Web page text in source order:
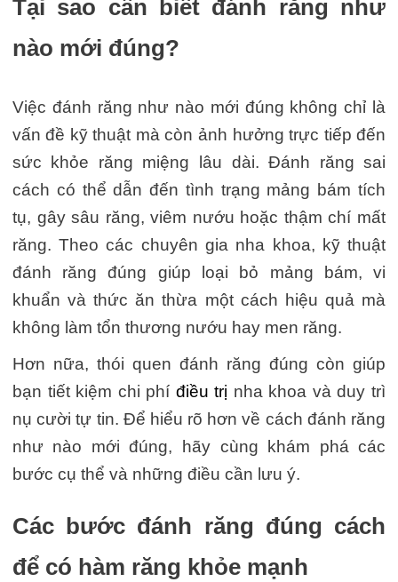
Tại sao cần biết đánh răng như
nào mới đúng?
Việc đánh răng như nào mới đúng không chỉ là
vấn đề kỹ thuật mà còn ảnh hưởng trực tiếp đến
sức khỏe răng miệng lâu dài. Đánh răng sai
cách có thể dẫn đến tình trạng mảng bám tích
tụ, gây sâu răng, viêm nướu hoặc thậm chí mất
răng. Theo các chuyên gia nha khoa, kỹ thuật
đánh răng đúng giúp loại bỏ mảng bám, vi
khuẩn và thức ăn thừa một cách hiệu quả mà
không làm tổn thương nướu hay men răng.
Hơn nữa, thói quen đánh răng đúng còn giúp
bạn tiết kiệm chi phí điều trị nha khoa và duy trì
nụ cười tự tin. Để hiểu rõ hơn về cách đánh răng
như nào mới đúng, hãy cùng khám phá các
bước cụ thể và những điều cần lưu ý.
Các bước đánh răng đúng cách
để có hàm răng khỏe mạnh